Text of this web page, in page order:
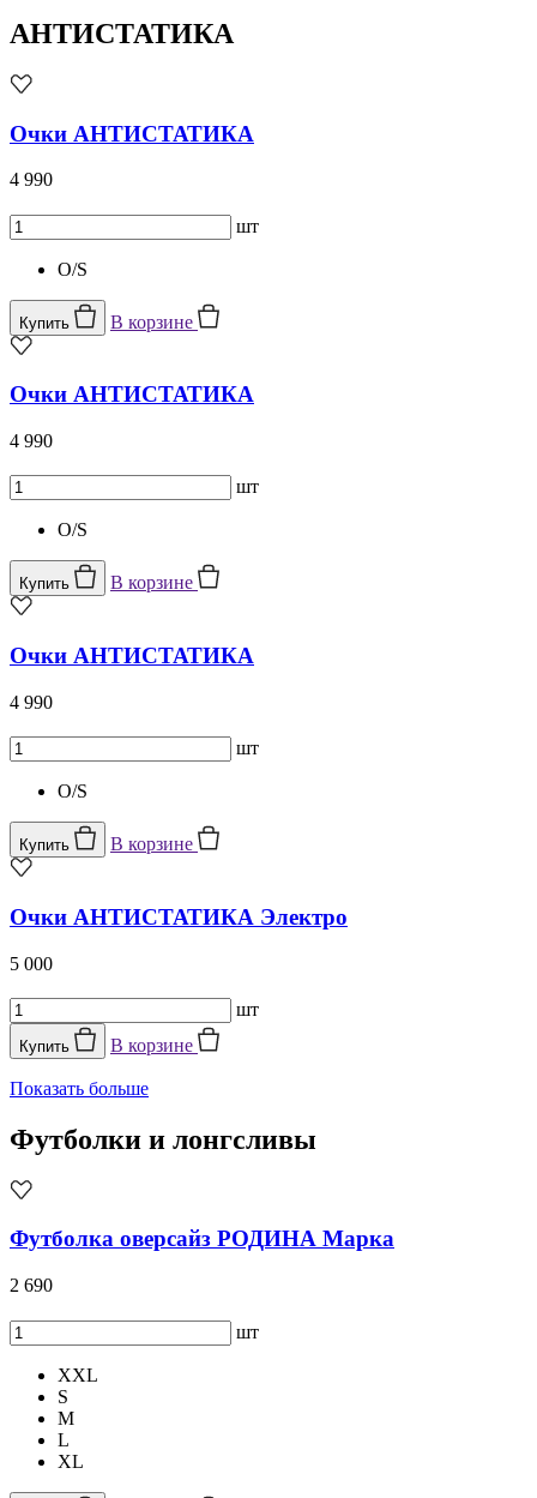
АНТИСТАТИКА
Очки АНТИСТАТИКА
4 990
шт
O/S
Купить В корзине
Очки АНТИСТАТИКА
4 990
шт
O/S
Купить В корзине
Очки АНТИСТАТИКА
4 990
шт
O/S
Купить В корзине
Очки АНТИСТАТИКА Электро
5 000
шт
Купить В корзине
Показать больше
Футболки и лонгсливы
Футболка оверсайз РОДИНА Марка
2 690
шт
XXL
S
M
L
XL